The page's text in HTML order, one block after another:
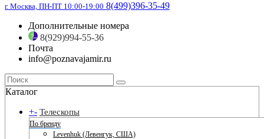
г. Москва, ПН-ПТ 10:00-19:00 8(499)396-35-49
Дополнительные номера
8(929)994-55-36
Почта
info@poznavajamir.ru
Каталог
+- Телескопы
По бренду
Levenhuk (Левенгук, США)